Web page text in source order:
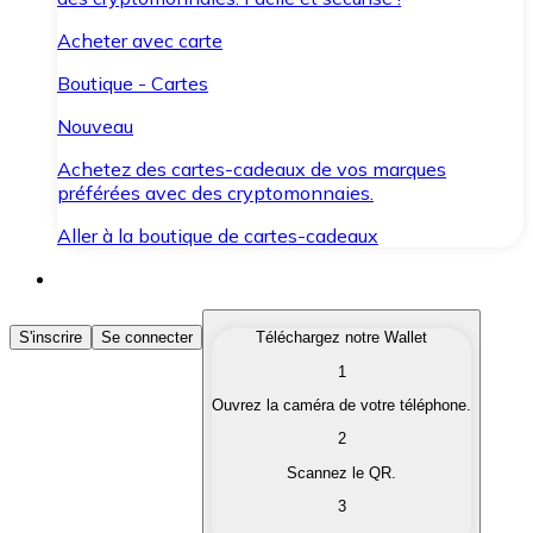
Acheter avec carte
Boutique - Cartes
Nouveau
Achetez des cartes-cadeaux de vos marques
préférées avec des cryptomonnaies.
Aller à la boutique de cartes-cadeaux
Acheter des Cryptomonnaies
Achetez les cryptomonnaies qui vous intéressent
Convertissez vos cryptomonnaies en monnaie
S'inscrire Se connecter
Téléchargez notre Wallet
1
Ouvrez la caméra de votre téléphone.
2
Scannez le QR.
3